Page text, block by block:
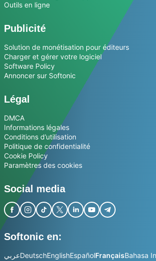
Outils en ligne
Publicité
Solution de monétisation pour éditeurs
Charger et gérer votre logiciel
Software Policy
Annoncer sur Softonic
Légal
DMCA
Informations légales
Conditions d’utilisation
Politique de confidentialité
Cookie Policy
Paramètres des cookies
Social media
Softonic en:
عربيDeutschEnglishEspañolFrançaisBahasa